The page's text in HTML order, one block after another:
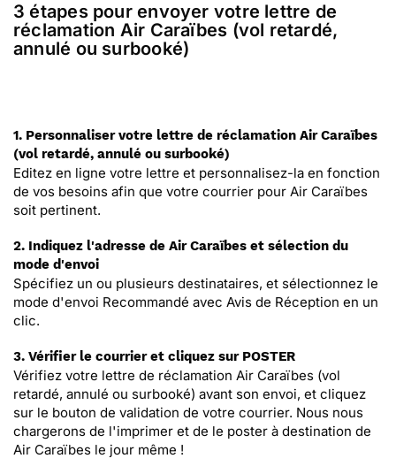
3 étapes pour envoyer votre lettre de
réclamation Air Caraïbes (vol retardé,
annulé ou surbooké)
1. Personnaliser votre lettre de réclamation Air Caraïbes
(vol retardé, annulé ou surbooké)
Editez en ligne votre lettre et personnalisez-la en fonction
de vos besoins afin que votre courrier pour Air Caraïbes
soit pertinent.
2. Indiquez l'adresse de Air Caraïbes et sélection du
mode d'envoi
Spécifiez un ou plusieurs destinataires, et sélectionnez le
mode d'envoi Recommandé avec Avis de Réception en un
clic.
3. Vérifier le courrier et cliquez sur POSTER
Vérifiez votre lettre de réclamation Air Caraïbes (vol
retardé, annulé ou surbooké) avant son envoi, et cliquez
sur le bouton de validation de votre courrier. Nous nous
chargerons de l'imprimer et de le poster à destination de
Air Caraïbes le jour même !